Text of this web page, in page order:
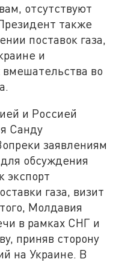
отсутствуют
также
поставок газа,
и
во
и Россией
Санду
заявлениям
обсуждения
экспорт
газа, визит
Молдавия
в рамках СНГ и
приняв сторону
на Украине. В